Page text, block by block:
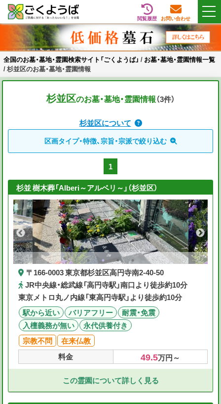
Skip
content
全国のお墓・墓地・霊園検索サイト「ごくようば」
ご供養をもっと身近に
閲覧履歴 お問い合わせ
全国のお墓・墓地・霊園検索サイト「ごくようば」 / お墓・墓地・霊園情報一覧
/杉並区のお墓・墓地・霊園情報
杉並区のお墓・墓地・霊園情報（3件）
杉並区について
区画タイプ・特徴、宗旨・宗派で絞り込む
1
杉並 樹木葬「Alberi～アルベリ～」（杉並区）
〒166-0003 東京都杉並区高円寺南2-40-50
JR中央線・総武線「高円寺駅」南口より徒歩約10分
東京メトロ丸ノ内線「東高円寺駅」より徒歩約10分
駅から近い
バリアフリー
耐震・免震
入檀義務が無い
永代供養付き
宗教不問
在来仏教
料金
49.5万円～
この霊園について詳しく見る